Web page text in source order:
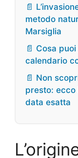
📄
metodo
Marsiglia
📄 Cosa
calendario
📄 Non
presto: ecco
data esatta